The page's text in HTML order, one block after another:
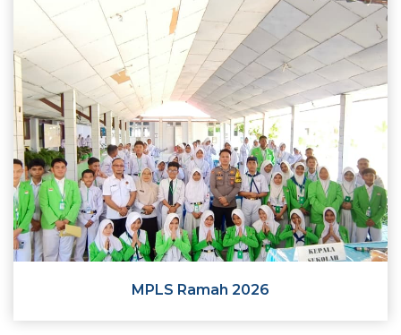
MPLS Ramah 2026